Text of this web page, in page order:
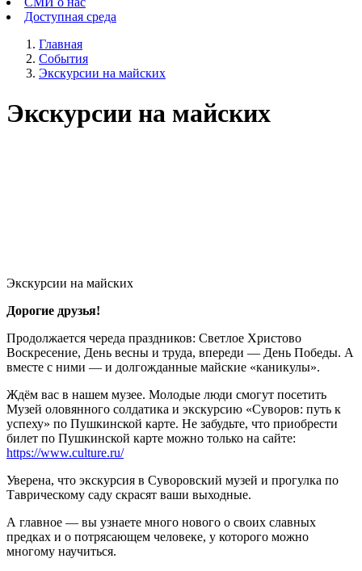
Доступная среда
Главная
События
Экскурсии на майских
Экскурсии на майских
Экскурсии на майских
Дорогие друзья!
Продолжается череда праздников: Светлое Христово
Воскресение, День весны и труда, впереди — День Победы. А
вместе с ними — и долгожданные майские «каникулы».
Ждём вас в нашем музее. Молодые люди смогут посетить
Музей оловянного солдатика и экскурсию «Суворов: путь к
успеху» по Пушкинской карте. Не забудьте, что приобрести
билет по Пушкинской карте можно только на сайте:
https://www.culture.ru/
Уверена, что экскурсия в Суворовский музей и прогулка по
Таврическому саду скрасят ваши выходные.
А главное — вы узнаете много нового о своих славных
предках и о потрясающем человеке, у которого можно
многому научиться.